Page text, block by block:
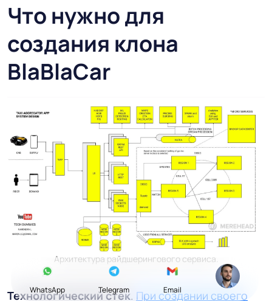
Что нужно для
создания клона
BlaBlaCar
Архитектура райдшерингового сервиса.
Технологический стек. При создании своего
WhatsApp Telegram Email